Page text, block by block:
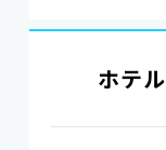
ホテ